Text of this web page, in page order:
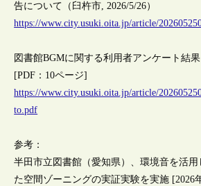
告について（臼杵市, 2026/5/26）
https://www.city.usuki.oita.jp/article/
図書館BGMに関する利用者アンケート結果
[PDF：10ページ]
https://www.city.usuki.oita.jp/article/
to.pdf
参考：
半田市立図書館（愛知県）、環境音を活用
た空間ゾーニングの実証実験を実施 [2026